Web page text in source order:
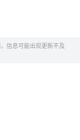
信息可能出现更新不及